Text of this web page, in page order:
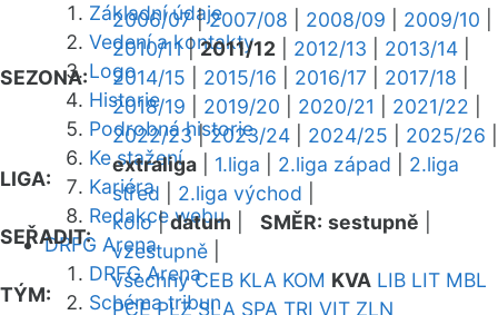
Základní údaje
Vedení a kontakty
Logo
Historie
Podrobná historie
Ke stažení
Kariéra
Redakce webu
DRFG Arena
DRFG Arena
Schéma tribun
SEZONA:
2006/07|2007/08 2008/09 2009/10
2010/11|2011/12 2012/13 2013/14
2014/15
2015/16 2016/17 2017/18
2018/19
2019/20 2020/21 2021/22
2022/23|2023/24 2024/25 2025/26
LIGA:
extraliga 1.liga 2.liga západ
2.liga
střed
2.liga východ
SEŘADIT:
kolo|datum SMĚR: sestupně
vzestupně
TÝM:
všechny CEB KLA KOM KVA LIB LIT MBL
PCE PLZ SLA SPA TRI VIT ZLN